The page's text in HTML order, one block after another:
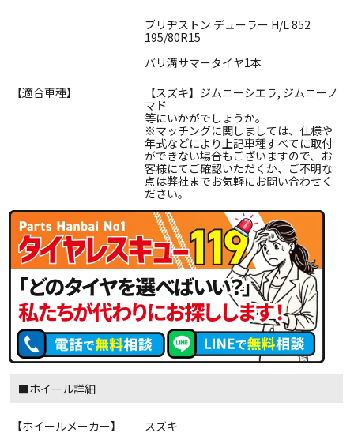
ブリヂストン デューラー H/L 852
195/80R15
バリ溝サマータイヤ1本
【適合車種】
【スズキ】ジムニーシエラ, ジムニーノ
マド
等にいかがでしょうか。
※マッチングに関しましては、仕様や
年式などにより上記車種すべてに取付
ができない場合もございますので、お
客様にてご確認いただくか、ご不明な
点は弊社までお気軽にお問い合わせく
ださい。
■ホイール詳細
【ホイールメーカー】
スズキ